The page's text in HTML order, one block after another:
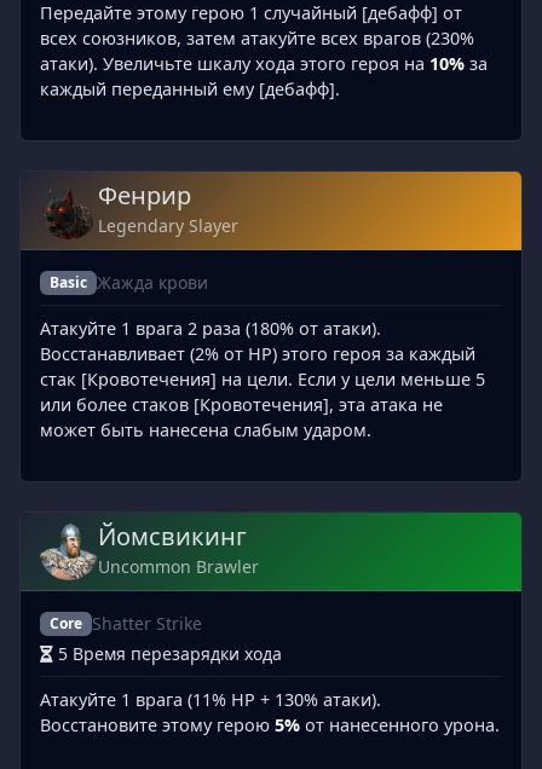
Передайте этому герою 1 случайный [дебафф] от
всех союзников, затем атакуйте всех врагов (230%
атаки). Увеличьте шкалу хода этого героя на 10% за
каждый переданный ему [дебафф].
Фенрир
Legendary Slayer
Basic Жажда крови
Атакуйте 1 врага 2 раза (180% от атаки).
Восстанавливает (2% от HP) этого героя за каждый
стак [Кровотечения] на цели. Если у цели меньше 5
или более стаков [Кровотечения], эта атака не
может быть нанесена слабым ударом.
Йомсвикинг
Uncommon Brawler
Core Shatter Strike
5 Время перезарядки хода
Атакуйте 1 врага (11% HP + 130% атаки).
Восстановите этому герою 5% от нанесенного урона.